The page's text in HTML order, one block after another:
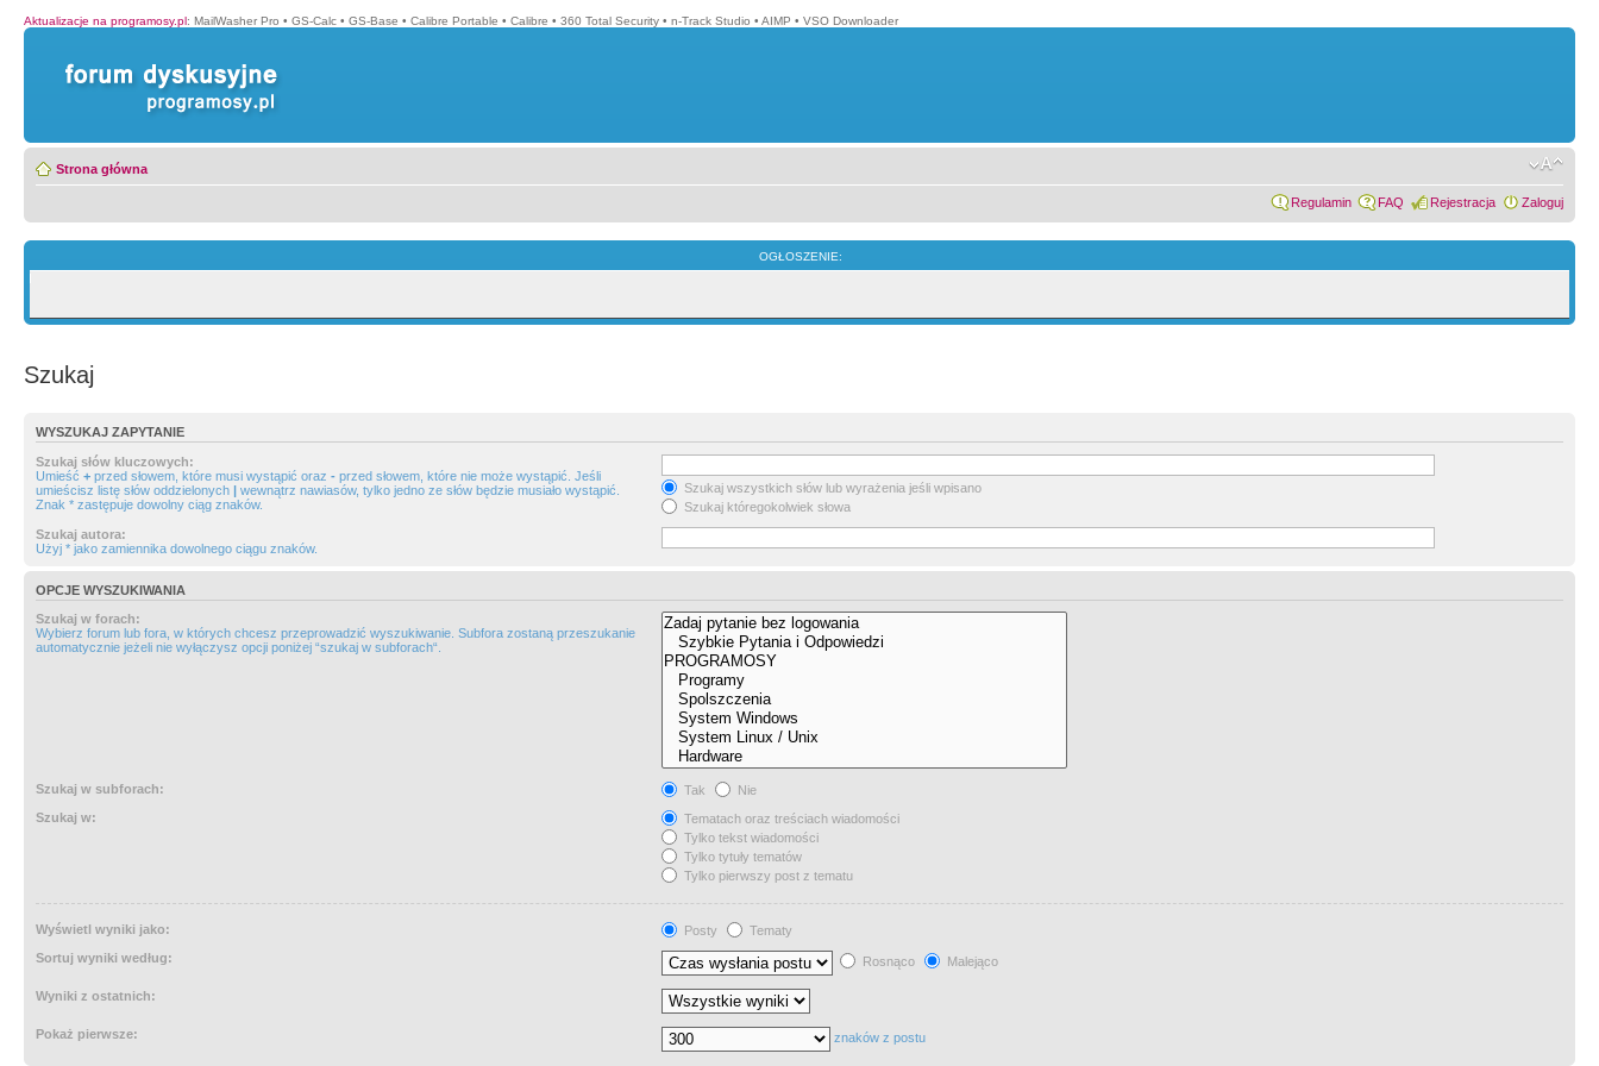
Aktualizacje na programosy.pl: MailWasher Pro • GS-Calc • GS-Base • Calibre Portable • Calibre • 360 Total Security • n-Track Studio • AIMP • VSO Downloader
Strona główna
Regulamin FAQ Rejestracja Zaloguj
OGŁOSZENIE:
Szukaj
WYSZUKAJ ZAPYTANIE
Szukaj słów kluczowych:
Umieść + przed słowem, które musi wystąpić oraz - przed słowem, które nie może wystąpić. Jeśli
umieścisz listę słów oddzielonych | wewnątrz nawiasów, tylko jedno ze słów będzie musiało wystąpić.
Znak * zastępuje dowolny ciąg znaków.
Szukaj wszystkich słów lub wyrażenia jeśli wpisano
Szukaj któregokolwiek słowa
Szukaj autora:
Użyj * jako zamiennika dowolnego ciągu znaków.
OPCJE WYSZUKIWANIA
Szukaj w forach:
Wybierz forum lub fora, w których chcesz przeprowadzić wyszukiwanie. Subfora zostaną przeszukanie
automatycznie jeżeli nie wyłączysz opcji poniżej “szukaj w subforach“.
Szukaj w subforach: Tak
Nie
Szukaj w:
Tematach oraz treściach wiadomości
Tylko tekst wiadomości
Tylko tytuły tematów
Tylko pierwszy post z tematu
Wyświetl wyniki jako: Posty
Tematy
Sortuj wyniki według:
Rosnąco Malejąco
Wyniki z ostatnich:
Pokaż pierwsze: znaków z postu